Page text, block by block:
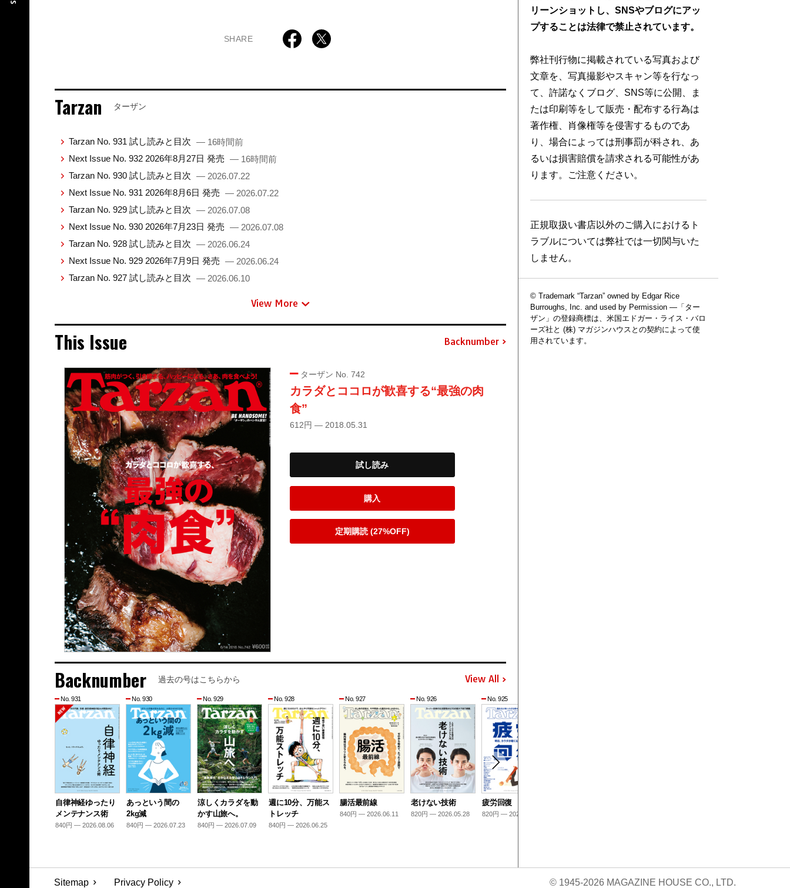
SHARE
Tarzan ターザン
Tarzan No. 931 試し読みと目次 — 16時間前
Next Issue No. 932 2026年8月27日 発売 — 16時間前
Tarzan No. 930 試し読みと目次 — 2026.07.22
Next Issue No. 931 2026年8月6日 発売 — 2026.07.22
Tarzan No. 929 試し読みと目次 — 2026.07.08
Next Issue No. 930 2026年7月23日 発売 — 2026.07.08
Tarzan No. 928 試し読みと目次 — 2026.06.24
Next Issue No. 929 2026年7月9日 発売 — 2026.06.24
Tarzan No. 927 試し読みと目次 — 2026.06.10
View More
This Issue Backnumber
ターザン No. 742
カラダとココロが歓喜する“最強の肉
食”
612円 — 2018.05.31
試し読み
購入
定期購読 (27%OFF)
Backnumber 過去の号はこちらから View All
No. 931
自律神経ゆったり
メンテナンス術
840円 — 2026.08.06
No. 930
あっという間の
2kg減
840円 — 2026.07.23
No. 929
涼しくカラダを動
かす山旅へ。
840円 — 2026.07.09
No. 928
週に10分、万能ス
トレッチ
840円 — 2026.06.25
No. 927
腸活最前線
840円 — 2026.06.11
No. 926
老けない技術
820円 — 2026.05.28
No. 925
疲労回復
820円 — 2026.05.14
リーンショットし、SNSやブログにアッ
プすることは法律で禁止されています。
弊社刊行物に掲載されている写真および
文章を、写真撮影やスキャン等を行なっ
て、許諾なくブログ、SNS等に公開、ま
たは印刷等をして販売・配布する行為は
著作権、肖像権等を侵害するものであ
り、場合によっては刑事罰が科され、あ
るいは損害賠償を請求される可能性があ
ります。ご注意ください。
正規取扱い書店以外のご購入におけるト
ラブルについては弊社では一切関与いた
しません。
© Trademark “Tarzan” owned by Edgar Rice
Burroughs, Inc. and used by Permission —「ター
ザン」の登録商標は、米国エドガー・ライス・バロ
ーズ社と (株) マガジンハウスとの契約によって使
用されています。
Sitemap Privacy Policy © 1945-2026 MAGAZINE HOUSE CO., LTD.